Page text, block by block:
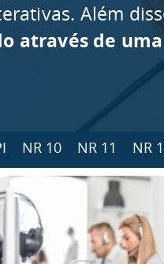
Além
através de
NR 10 NR 11 NR